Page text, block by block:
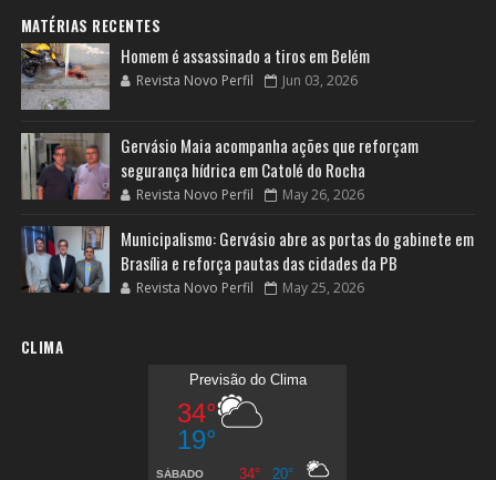
MATÉRIAS RECENTES
Homem é assassinado a tiros em Belém
Revista Novo Perfil Jun 03, 2026
Gervásio Maia acompanha ações que reforçam
segurança hídrica em Catolé do Rocha
Revista Novo Perfil May 26, 2026
Municipalismo: Gervásio abre as portas do gabinete em
Brasília e reforça pautas das cidades da PB
Revista Novo Perfil May 25, 2026
CLIMA